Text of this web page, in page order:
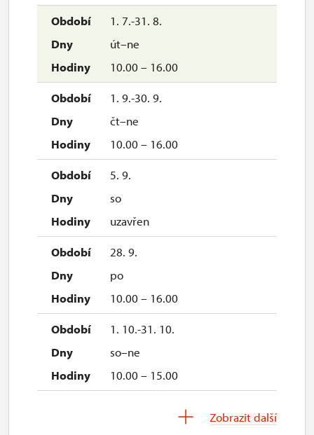
1. 7.-31. 8.
út–ne
10.00 – 16.00
1. 9.-30. 9.
čt–ne
10.00 – 16.00
5. 9.
so
uzavřen
28. 9.
po
10.00 – 16.00
1. 10.-31. 10.
so–ne
10.00 – 15.00
Zobrazit další